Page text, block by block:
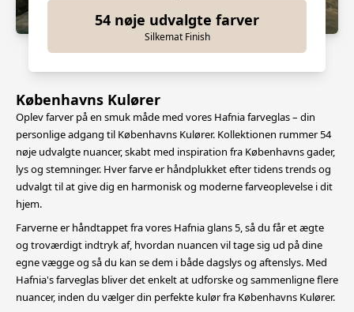
54 nøje udvalgte farver
Silkemat Finish
Københavns Kulører
Oplev farver på en smuk måde med vores Hafnia farveglas – din
personlige adgang til Københavns Kulører. Kollektionen rummer 54
nøje udvalgte nuancer, skabt med inspiration fra Københavns gader,
lys og stemninger. Hver farve er håndplukket efter tidens trends og
udvalgt til at give dig en harmonisk og moderne farveoplevelse i dit
hjem.
Farverne er håndtappet fra vores Hafnia glans 5, så du får et ægte
og troværdigt indtryk af, hvordan nuancen vil tage sig ud på dine
egne vægge og så du kan se dem i både dagslys og aftenslys. Med
Hafnia's farveglas bliver det enkelt at udforske og sammenligne flere
nuancer, inden du vælger din perfekte kulør fra Københavns Kulører.